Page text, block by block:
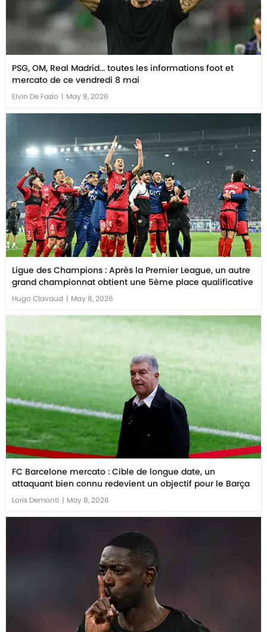
PSG, OM, Real Madrid... toutes les informations foot et
mercato de ce vendredi 8 mai
Elvin De Fazio | May 8, 2026
Ligue des Champions : Après la Premier League, un autre
grand championnat obtient une 5ème place qualificative
Hugo Clavaud | May 8, 2026
FC Barcelone mercato : Cible de longue date, un
attaquant bien connu redevient un objectif pour le Barça
Loris Demonti | May 8, 2026